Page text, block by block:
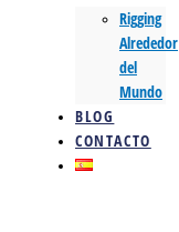
Rigging
Alrededor
del
Mundo
BLOG
CONTACTO